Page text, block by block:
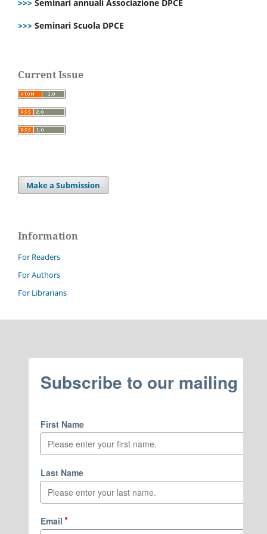
>>> Seminari annuali Associazione DPCE
>>> Seminari Scuola DPCE
Current Issue
Make a Submission
Information
For Readers
For Authors
For Librarians